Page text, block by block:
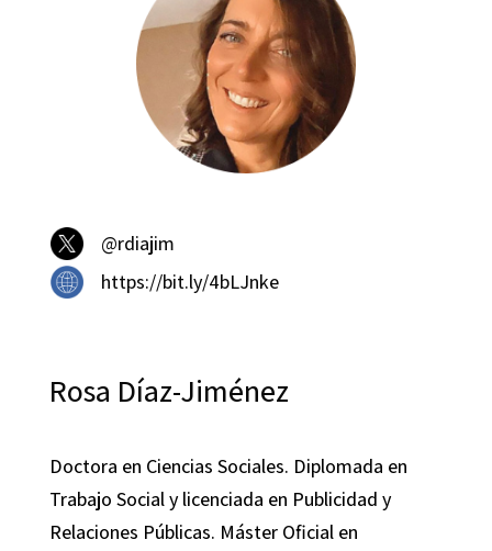
@rdiajim
https://bit.ly/4bLJnke
Rosa Díaz-Jiménez
Doctora en Ciencias Sociales. Diplomada en
Trabajo Social y licenciada en Publicidad y
Relaciones Públicas. Máster Oficial en